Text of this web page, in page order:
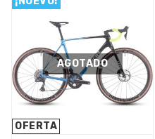
OFERTA
AGOTADO